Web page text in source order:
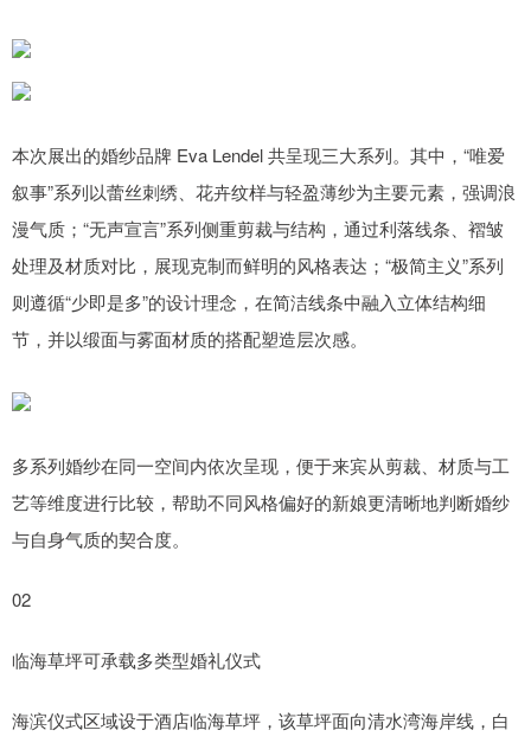
本次展出的婚纱品牌 Eva Lendel 共呈现三大系列。其中，“唯爱
叙事”系列以蕾丝刺绣、花卉纹样与轻盈薄纱为主要元素，强调浪
漫气质；“无声宣言”系列侧重剪裁与结构，通过利落线条、褶皱
处理及材质对比，展现克制而鲜明的风格表达；“极简主义”系列
则遵循“少即是多”的设计理念，在简洁线条中融入立体结构细
节，并以缎面与雾面材质的搭配塑造层次感。
多系列婚纱在同一空间内依次呈现，便于来宾从剪裁、材质与工
艺等维度进行比较，帮助不同风格偏好的新娘更清晰地判断婚纱
与自身气质的契合度。
02
临海草坪可承载多类型婚礼仪式
海滨仪式区域设于酒店临海草坪，该草坪面向清水湾海岸线，白